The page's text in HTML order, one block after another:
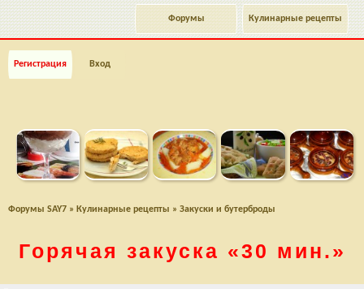
Кулинарные рецепты
Форумы
Регистрация Вход
Форумы SAY7 » Кулинарные рецепты » Закуски и бутерброды
Горячая закуска «30 мин.»